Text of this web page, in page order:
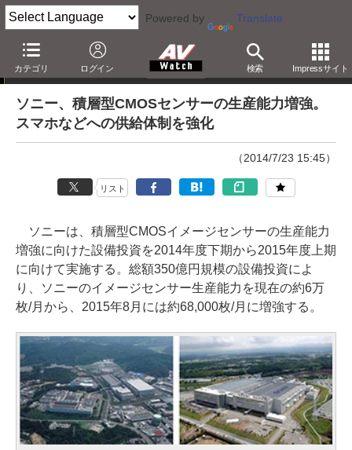
Powered by Translate
カテゴリ ログイン 検索 Impressサイト
ニュース
ソニー、積層型CMOSセンサーの生産能力増強。
スマホなどへの供給体制を強化
（2014/7/23 15:45）
リスト
ソニーは、積層型CMOSイメージセンサーの生産能力
増強に向けた設備投資を2014年度下期から2015年度上期
に向けて実施する。総額350億円規模の設備投資によ
り、ソニーのイメージセンサー生産能力を現在の約6万
枚/月から、2015年8月には約68,000枚/月に増強する。